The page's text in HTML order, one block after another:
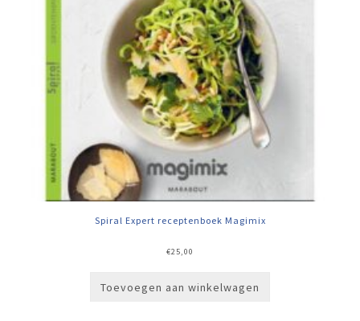
Spiral Expert receptenboek Magimix
€25,00
Toevoegen aan winkelwagen